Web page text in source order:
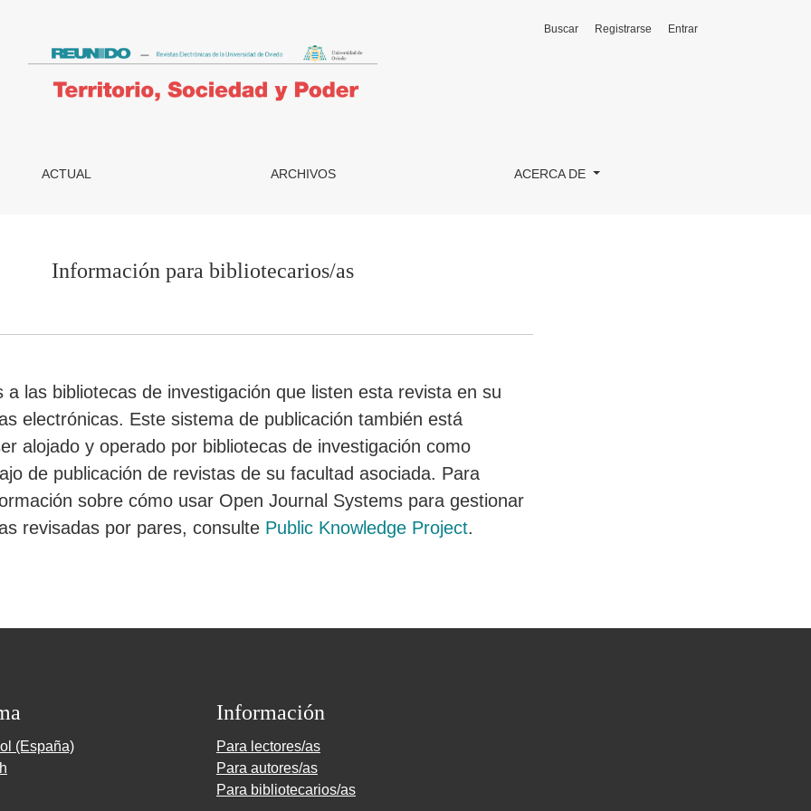
ACTUAL ARCHIVOS ACERCA DE
Buscar Registrarse Entrar
Información para bibliotecarios/as
a las bibliotecas de investigación que listen esta revista en su
electrónicas. Este sistema de publicación también está
alojado y operado por bibliotecas de investigación como
de publicación de revistas de su facultad asociada. Para
sobre cómo usar Open Journal Systems para gestionar
revisadas por pares, consulte Public Knowledge Project.
(España)
Información
Para lectores/as
Para autores/as
Para bibliotecarios/as